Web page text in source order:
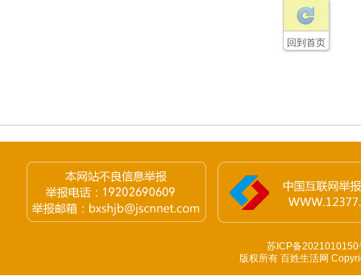
回到首页
苏ICP备2021010150
版权所有 百姓生活网